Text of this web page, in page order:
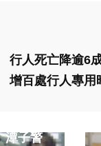
行人死亡降逾6
增百處行人專用
子警